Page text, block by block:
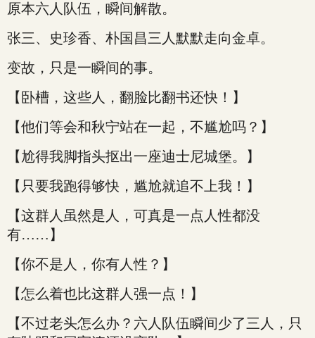
原本六人队伍，瞬间解散。
张三、史珍香、朴国昌三人默默走向金卓。
变故，只是一瞬间的事。
【卧槽，这些人，翻脸比翻书还快！】
【他们等会和秋宁站在一起，不尴尬吗？】
【尬得我脚指头抠出一座迪士尼城堡。】
【只要我跑得够快，尴尬就追不上我！】
【这群人虽然是人，可真是一点人性都没
有……】
【你不是人，你有人性？】
【怎么着也比这群人强一点！】
【不过老头怎么办？六人队伍瞬间少了三人，只